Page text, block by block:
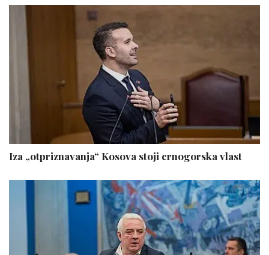
Iza „otpriznavanja“ Kosova stoji crnogorska vlast